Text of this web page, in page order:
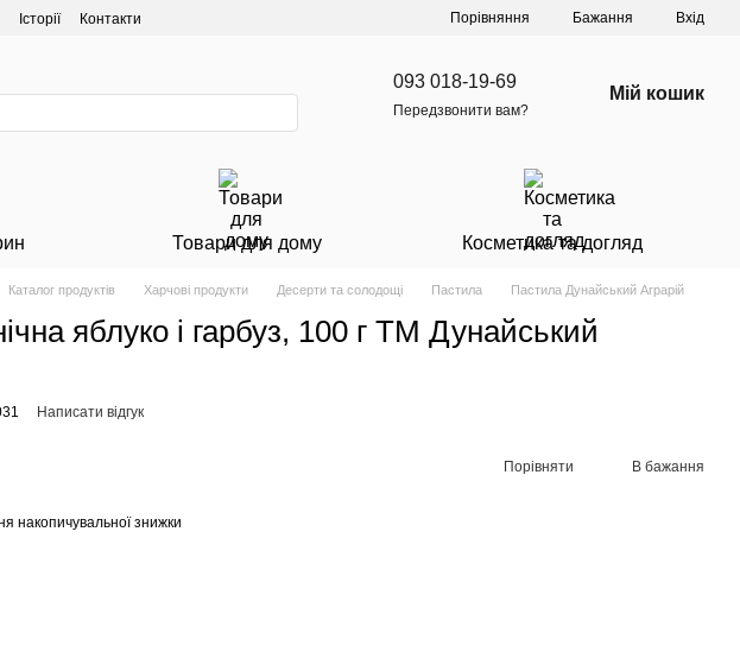
Історії Контакти Порівняння Бажання Вхід
093 018-19-69
Передзвонити вам?
Мій кошик
Товари для дому Косметика та догляд
Каталог продуктів Харчові продукти Десерти та солодощі Пастила Пастила Дунайський Аграрій
яблуко і гарбуз, 100 г ТМ Дунайський
Написати відгук
Порівняти В бажання
накопичувальної знижки